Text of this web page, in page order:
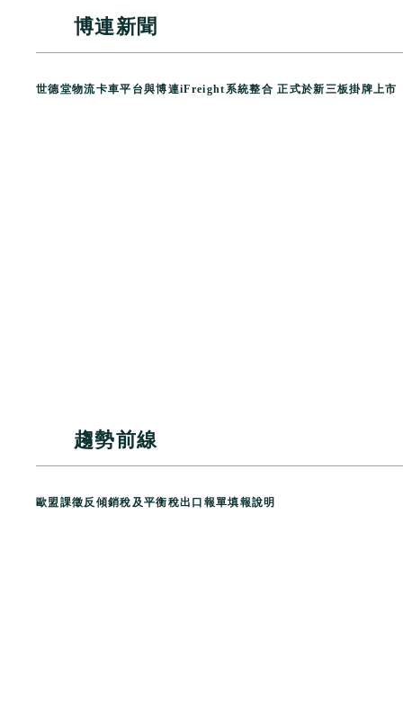
博連新聞
世德堂物流卡車平台與博連iFreight系統整合 正式於新三板掛牌上市
趨勢前線
歐盟課徵反傾銷稅及平衡稅出口報單填報說明